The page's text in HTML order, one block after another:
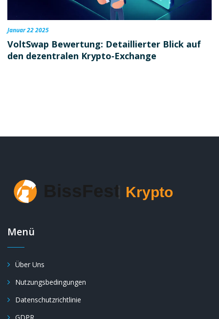
Januar 22 2025
VoltSwap Bewertung: Detaillierter Blick auf
den dezentralen Krypto‑Exchange
Menü
Über Uns
Nutzungsbedingungen
Datenschutzrichtlinie